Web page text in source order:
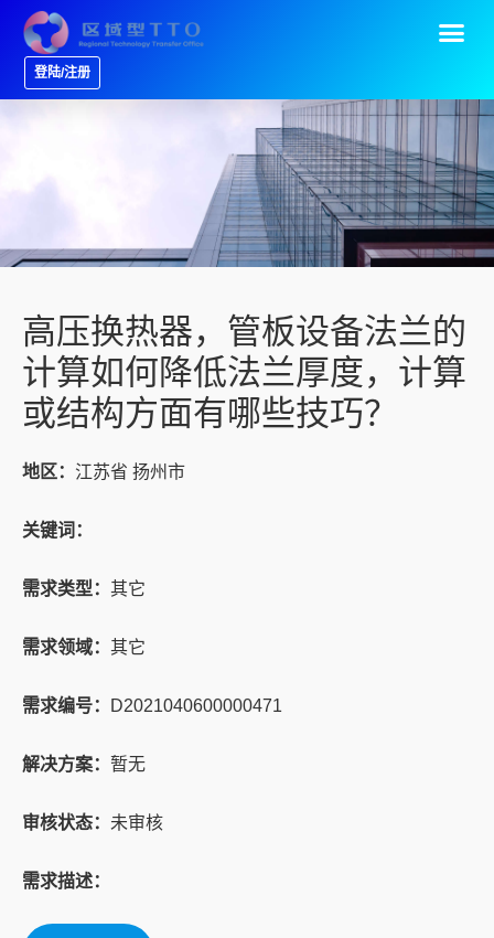
登陆/注册
高压换热器，管板设备法兰的
计算如何降低法兰厚度，计算
或结构方面有哪些技巧？
地区： 江苏省 扬州市
关键词：
需求类型： 其它
需求领域： 其它
需求编号： D2021040600000471
解决方案： 暂无
审核状态： 未审核
需求描述：